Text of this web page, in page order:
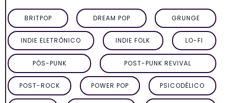
BRITPOP DREAM POP GRUNGE
INDIE ELETRÔNICO INDIE FOLK LO-FI
PÓS-PUNK POST-PUNK REVIVAL
POST-ROCK POWER POP PSICODÉLICO